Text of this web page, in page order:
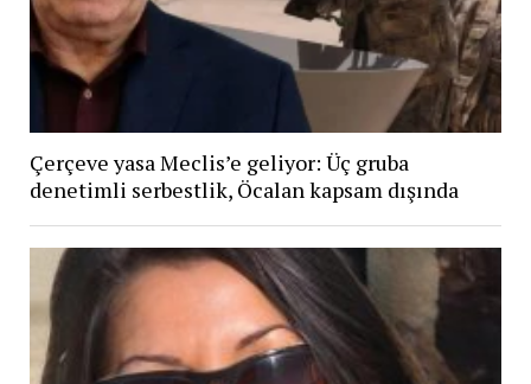
Çerçeve yasa Meclis’e geliyor: Üç gruba
denetimli serbestlik, Öcalan kapsam dışında